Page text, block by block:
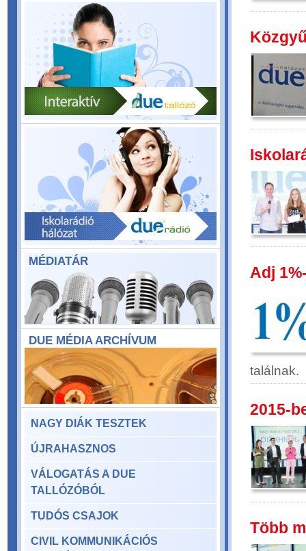
MÉDIATÁR
DUE MÉDIA ARCHÍVUM
NAGY DIÁK TESZTEK
ÚJRAHASZNOS
VÁLOGATÁS A DUE
TALLÓZÓBÓL
TUDÓS CSAJOK
CIVIL KOMMUNIKÁCIÓS
Adj
találnak.
2015-
Több